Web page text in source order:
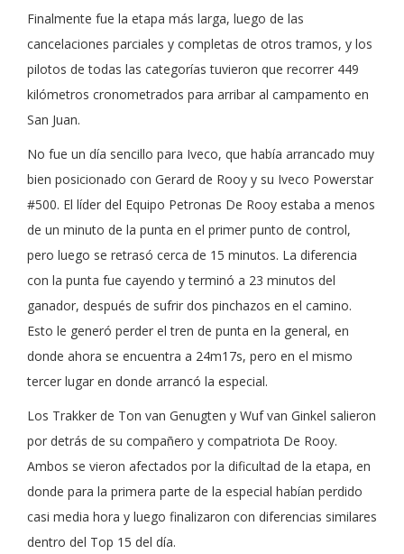
Finalmente fue la etapa más larga, luego de las
cancelaciones parciales y completas de otros tramos, y los
pilotos de todas las categorías tuvieron que recorrer 449
kilómetros cronometrados para arribar al campamento en
San Juan.
No fue un día sencillo para Iveco, que había arrancado muy
bien posicionado con Gerard de Rooy y su Iveco Powerstar
#500. El líder del Equipo Petronas De Rooy estaba a menos
de un minuto de la punta en el primer punto de control,
pero luego se retrasó cerca de 15 minutos. La diferencia
con la punta fue cayendo y terminó a 23 minutos del
ganador, después de sufrir dos pinchazos en el camino.
Esto le generó perder el tren de punta en la general, en
donde ahora se encuentra a 24m17s, pero en el mismo
tercer lugar en donde arrancó la especial.
Los Trakker de Ton van Genugten y Wuf van Ginkel salieron
por detrás de su compañero y compatriota De Rooy.
Ambos se vieron afectados por la dificultad de la etapa, en
donde para la primera parte de la especial habían perdido
casi media hora y luego finalizaron con diferencias similares
dentro del Top 15 del día.